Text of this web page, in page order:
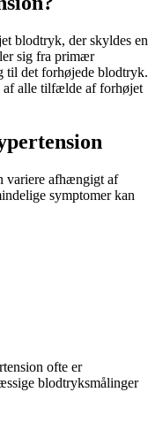
blodtryk, der skyldes en
sig fra primær
til det forhøjede blodtryk.
af alle tilfælde af forhøjet
variere afhængigt af
symptomer kan
ofte er
blodtryksmålinger